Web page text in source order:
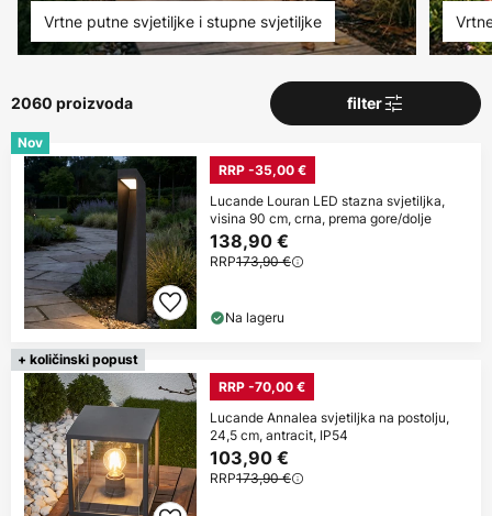
Vrtne putne svjetiljke i stupne svjetiljke
2060 proizvoda filter
Nov
RRP -35,00 €
Lucande Louran LED stazna svjetiljka,
visina 90 cm, crna, prema gore/dolje
138,90 €
RRP173,90 €
Na lageru
+ količinski popust
RRP -70,00 €
Lucande Annalea svjetiljka na postolju,
24,5 cm, antracit, IP54
103,90 €
RRP173,90 €